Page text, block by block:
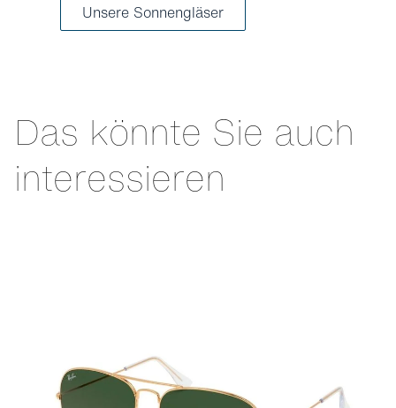
Unsere Sonnengläser
Das könnte Sie auch
interessieren